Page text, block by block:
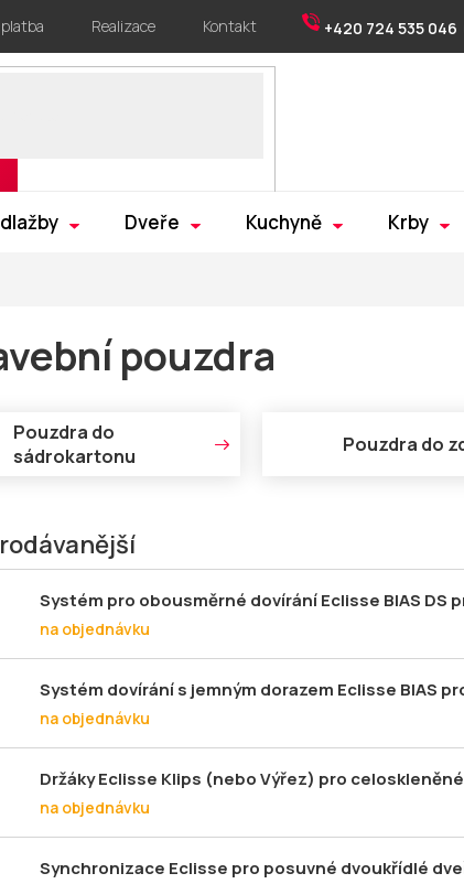
+420 724 535 046
Realizace Kontakt
Dveře Kuchyně Krby
pouzdra
Pouzdra do
sádrokartonu
Pouzdra do
Systém pro obousměrné dovírání Eclisse BIAS DS
na objednávku
Systém dovírání s jemným dorazem Eclisse BIAS
na objednávku
Držáky Eclisse Klips (nebo Výřez) pro
na objednávku
Synchronizace Eclisse pro posuvné dvoukřídlé